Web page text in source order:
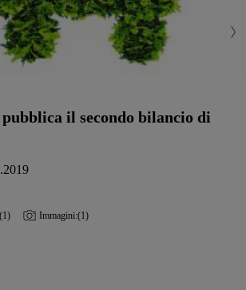
il secondo bilancio di
(1) Immagini:(1)